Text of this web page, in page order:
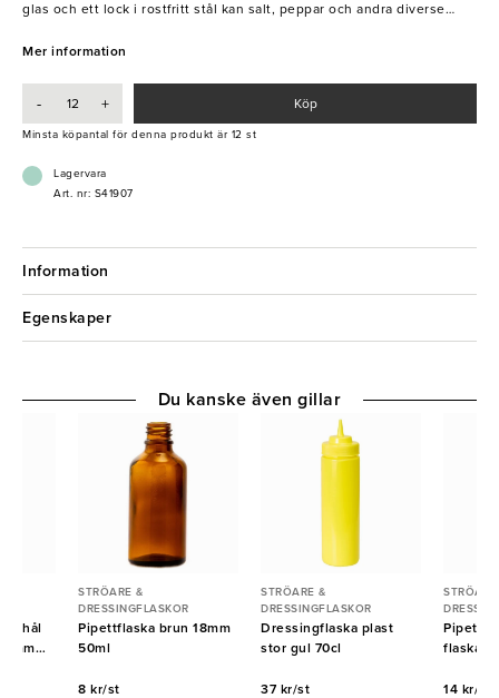
glas och ett lock i rostfritt stål kan salt, peppar och andra diverse
Mer information
- + Köp
Minsta köpantal för denna produkt är 12 st
Lagervara
Art. nr: S41907
Information
Egenskaper
hål
STRÖARE &
DRESSINGFLASKOR
Pipettflaska brun 18mm
50ml
8 kr/st
STRÖARE &
DRESSINGFLASKOR
Dressingflaska plast
stor gul 70cl
37 kr/st
Pipett
flaska
14 kr/st
Du kanske även gillar